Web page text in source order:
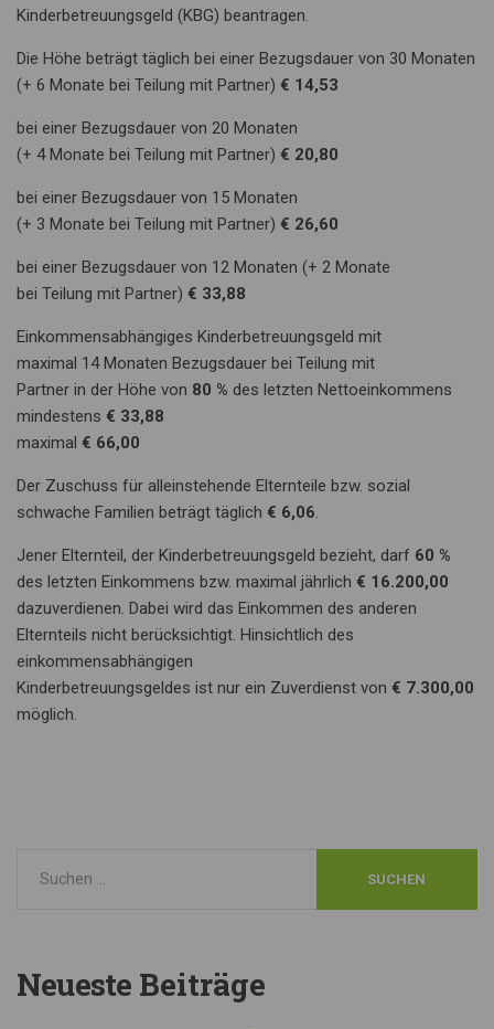
Kinderbetreuungsgeld (KBG) beantragen.
Die Höhe beträgt täglich bei einer Bezugsdauer von 30 Monaten
(+ 6 Monate bei Teilung mit Partner) € 14,53
bei einer Bezugsdauer von 20 Monaten
(+ 4 Monate bei Teilung mit Partner) € 20,80
bei einer Bezugsdauer von 15 Monaten
(+ 3 Monate bei Teilung mit Partner) € 26,60
bei einer Bezugsdauer von 12 Monaten (+ 2 Monate
bei Teilung mit Partner) € 33,88
Einkommensabhängiges Kinderbetreuungsgeld mit
maximal 14 Monaten Bezugsdauer bei Teilung mit
Partner in der Höhe von 80 % des letzten Nettoeinkommens
mindestens € 33,88
maximal € 66,00
Der Zuschuss für alleinstehende Elternteile bzw. sozial
schwache Familien beträgt täglich € 6,06.
Jener Elternteil, der Kinderbetreuungsgeld bezieht, darf 60 %
des letzten Einkommens bzw. maximal jährlich € 16.200,00
dazuverdienen. Dabei wird das Einkommen des anderen
Elternteils nicht berücksichtigt. Hinsichtlich des
einkommensabhängigen
Kinderbetreuungsgeldes ist nur ein Zuverdienst von € 7.300,00
möglich.
Neueste Beiträge